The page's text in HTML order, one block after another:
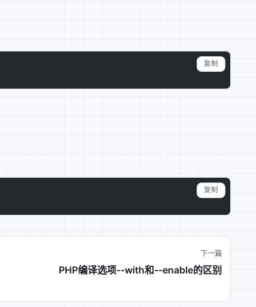
复制
复制
下一篇
PHP编译选项--with和--enable的区别